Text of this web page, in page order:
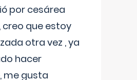
por cesárea
creo que estoy
otra vez , ya
hacer
me gusta